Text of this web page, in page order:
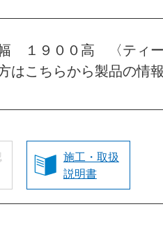
１９００高 〈ティ
こちらから製品の情
施工・取扱
説明書